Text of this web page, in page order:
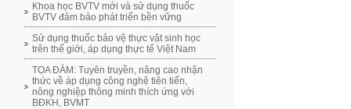
Khoa học BVTV mới và sử dụng thuốc
BVTV đảm bảo phát triển bền vững
Sử dụng thuốc bảo vệ thực vật sinh học
trên thế giới, áp dụng thực tế Việt Nam
TỌA ĐÀM: Tuyên truyền, nâng cao nhận
thức về áp dụng công nghệ tiên tiến,
nông nghiệp thông minh thích ứng với
BĐKH, BVMT